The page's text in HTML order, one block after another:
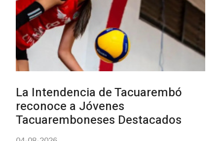
vacunación contra el
meningococo